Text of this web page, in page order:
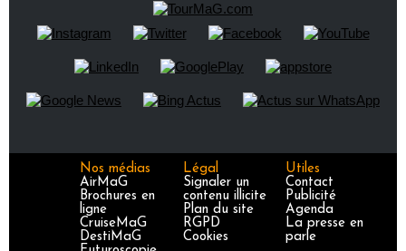
Nos médias
AirMaG
Brochures en
ligne
CruiseMaG
DestiMaG
Légal
Signaler un
contenu illicite
Plan du site
RGPD
Cookies
Utiles
Contact
Publicité
Agenda
La presse en
parle